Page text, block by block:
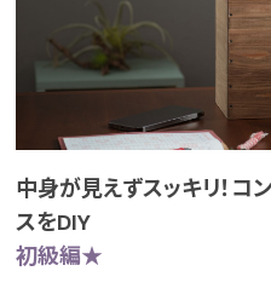
中身が見えずスッキリ！コ
スをDIY
初級編★